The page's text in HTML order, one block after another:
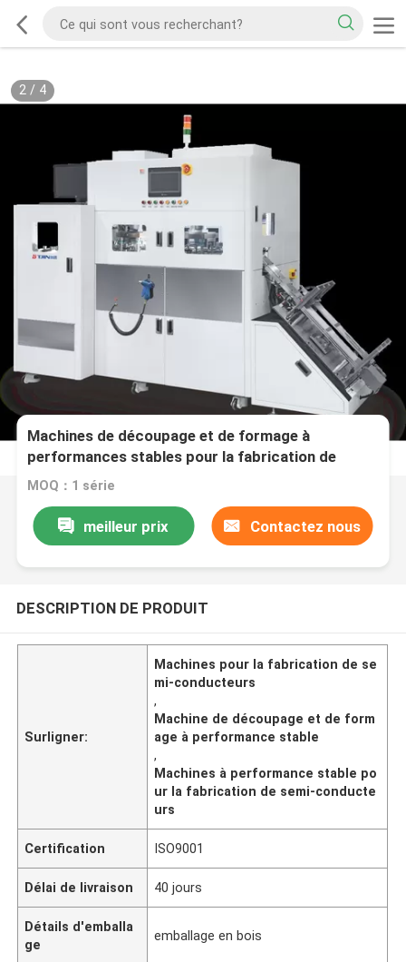
2/ 4
Machines de découpage et de formage à
performances stables pour la fabrication de
semi-conducteurs
MOQ：1 série
meilleur prix Contactez nous
DESCRIPTION DE PRODUIT
Surligner:
Machines pour la fabrication de se
mi-conducteurs
,
Machine de découpage et de form
age à performance stable
,
Machines à performance stable po
ur la fabrication de semi-conducte
urs
Certification ISO9001
Délai de livraison 40 jours
Détails d'emballa
ge
emballage en bois